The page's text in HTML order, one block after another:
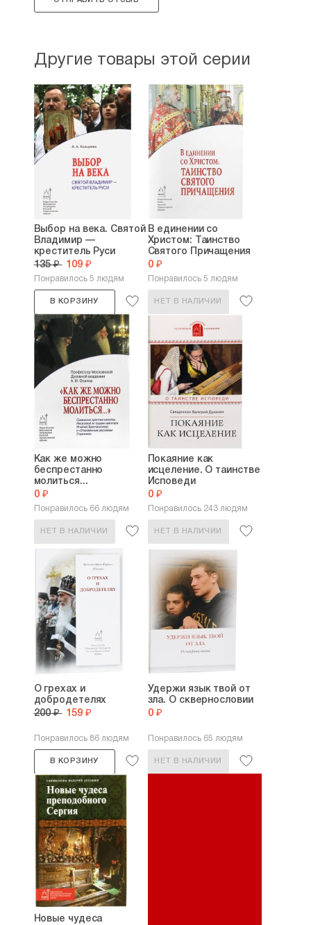
Другие товары этой серии
Выбор на века. Святой
Владимир —
креститель Руси
135 ₽ 109 ₽
Понравилось 5 людям
В КОРЗИНУ
В единении со
Христом: Таинство
Святого Причащения
0 ₽
Понравилось 5 людям
НЕТ В НАЛИЧИИ
Как же можно
беспрестанно
молиться...
0 ₽
Понравилось 66 людям
НЕТ В НАЛИЧИИ
Покаяние как
исцеление. О таинстве
Исповеди
0 ₽
Понравилось 243 людям
НЕТ В НАЛИЧИИ
О грехах и
добродетелях
200 ₽ 159 ₽
Понравилось 86 людям
В КОРЗИНУ
Удержи язык твой от
зла. О сквернословии
0 ₽
Понравилось 65 людям
НЕТ В НАЛИЧИИ
Новые чудеса